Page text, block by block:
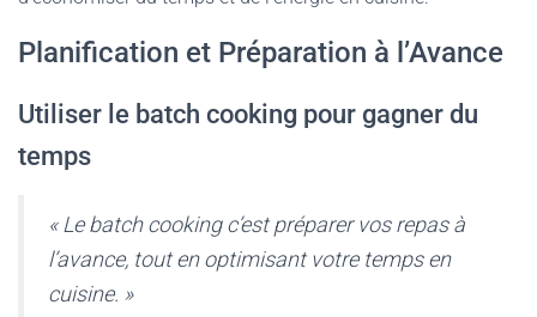
Planification et Préparation à l’Avance
Utiliser le batch cooking pour gagner du
temps
« Le batch cooking c’est préparer vos repas à
l’avance, tout en optimisant votre temps en
cuisine. »